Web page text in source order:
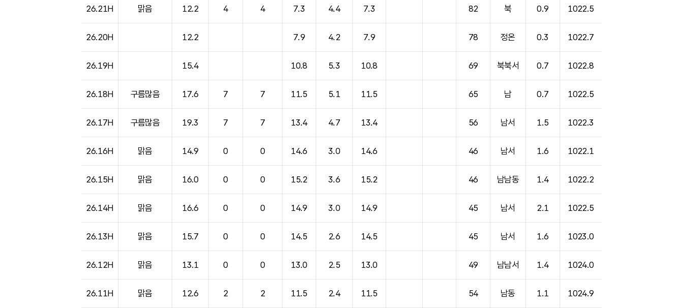
26.21H 맑음 12.2 4 4 7.3 4.4 7.3 82 북 0.9 1022.5
26.20H 12.2 7.9 4.2 7.9 78 정온 0.3 1022.7
26.19H 15.4 10.8 5.3 10.8 69 북북서 0.7 1022.8
26.18H 구름많음 17.6 7 7 11.5 5.1 11.5 65 남 0.7 1022.5
26.17H 구름많음 19.3 7 7 13.4 4.7 13.4 56 남서 1.5 1022.3
26.16H 맑음 14.9 0 0 14.6 3.0 14.6 46 남서 1.6 1022.1
26.15H 맑음 16.0 0 0 15.2 3.6 15.2 46 남남동 1.4 1022.2
26.14H 맑음 16.6 0 0 14.9 3.0 14.9 45 남서 2.1 1022.5
26.13H 맑음 15.7 0 0 14.5 2.6 14.5 45 남서 1.6 1023.0
26.12H 맑음 13.1 0 0 13.0 2.5 13.0 49 남남서 1.4 1024.0
26.11H 맑음 12.6 2 2 11.5 2.4 11.5 54 남동 1.1 1024.9